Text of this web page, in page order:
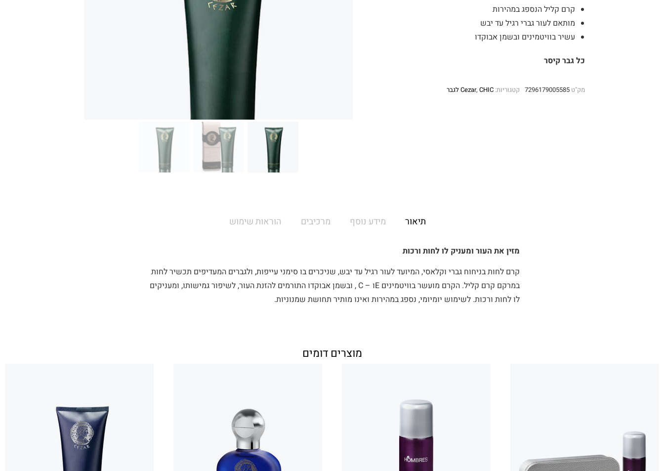
קרם קליל הנספג במהירות
מותאם לעור גברי רגיל עד יבש
עשיר בוויטמינים ובשמן אבוקדו
כל גבר קיסר
מק"ט 7296179005585 קטגוריות: Cezar, CHIC לגבר
תיאור מידע נוסף מרכיבים הוראות שימוש
מזין את העור ומעניק לו לחות ורכות
קרם לחות בניחוח גברי וקלאסי, המיועד לעור רגיל עד יבש, שניכרים בו סימני עייפות, ולגברים המעדיפים תכשיר לחות
במרקם קרם קליל. הקרם מועשר בוויטמינים Eו – C , ובשמן אבוקדו התורמים להזנת העור, לשיפור גמישותו, ומעניקים
לו לחות ורכות. לשימוש יומיומי, נספג במהירות ואינו מותיר תחושת שמנוניות.
מוצרים דומים